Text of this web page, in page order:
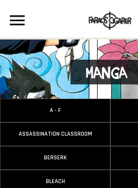
Manga
A - F
ASSASSINATION CLASSROOM
BERSERK
BLEACH